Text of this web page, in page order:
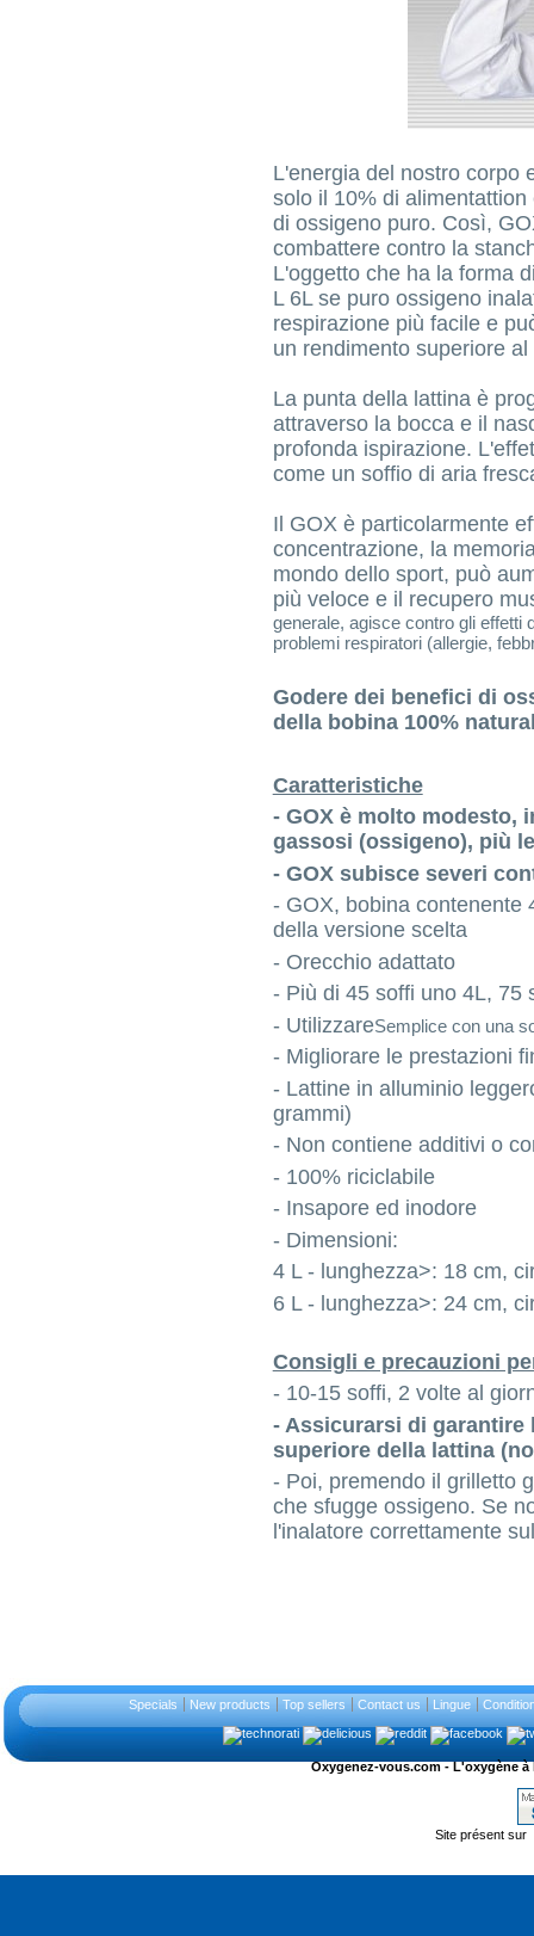
L'energia del nostro corpo
solo il 10% di
di ossigeno puro. Così,
combattere contro la
L'oggetto che ha la forma
L 6L se puro ossigeno
respirazione più facile e
un rendimento superiore al
La punta della lattina è
attraverso la bocca e il
profonda ispirazione.
come un soffio di aria
Il GOX è particolarmente
concentrazione, la
mondo dello sport, può
più veloce e il recupero
generale, agisce contro gli effetti
problemi respiratori (allergie,
Godere dei benefici di
della bobina 100%
Caratteristiche
- GOX è molto modesto,
gassosi (ossigeno), più
- GOX subisce severi
- GOX, bobina contenente
della versione scelta
- Orecchio adattato
- Più di 45 soffi uno 4L, 75
- UtilizzareSemplice con una
- Migliorare le prestazioni
- Lattine in alluminio
grammi)
- Non contiene additivi o
- 100% riciclabile
- Insapore ed inodore
- Dimensioni:
4 L - lunghezza>: 18 cm,
6 L - lunghezza>: 24 cm,
Consigli e precauzioni
- 10-15 soffi, 2 volte al
- Assicurarsi di
superiore della lattina
- Poi, premendo il grilletto
che sfugge ossigeno. Se
l'inalatore correttamente
Specials New products Top sellers Contact us Lingue
Oxygenez-vous.com - L'oxygène
Site présent sur